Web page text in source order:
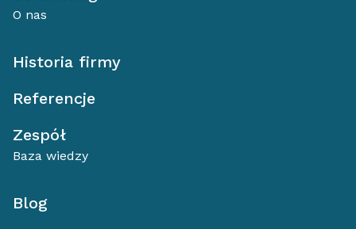
O nas
Historia firmy
Referencje
Zespół
Baza wiedzy
Blog